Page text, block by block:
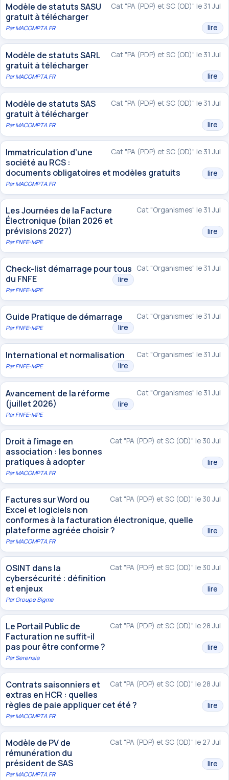
Cat "PA (PDP) et SC (OD)" le 31 Jul
Modèle de statuts SASU
gratuit à télécharger
lire
ParMACOMPTA.FR
Cat "PA (PDP) et SC (OD)" le 31 Jul
Modèle de statuts SARL
gratuit à télécharger
lire
ParMACOMPTA.FR
Cat "PA (PDP) et SC (OD)" le 31 Jul
Modèle de statuts SAS
gratuit à télécharger
lire
ParMACOMPTA.FR
Cat "PA (PDP) et SC (OD)" le 31 Jul
Immatriculation d’une
société au RCS :
documents obligatoires et modèles gratuits
lire
ParMACOMPTA.FR
Cat "Organismes" le 31 Jul
Les Journées de la Facture
Électronique (bilan 2026 et
prévisions 2027)
lire
ParFNFE-MPE
Cat "Organismes" le 31 Jul
Check-list démarrage pour tous
du FNFE
lire
ParFNFE-MPE
Cat "Organismes" le 31 Jul
Guide Pratique de démarrage
lire
ParFNFE-MPE
Cat "Organismes" le 31 Jul
International et normalisation
lire
ParFNFE-MPE
Cat "Organismes" le 31 Jul
Avancement de la réforme
(juillet 2026)
lire
ParFNFE-MPE
Cat "PA (PDP) et SC (OD)" le 30 Jul
Droit à l’image en
association : les bonnes
pratiques à adopter
lire
ParMACOMPTA.FR
Cat "PA (PDP) et SC (OD)" le 30 Jul
Factures sur Word ou
Excel et logiciels non
conformes à la facturation électronique, quelle
plateforme agréée choisir ?
lire
ParMACOMPTA.FR
Cat "PA (PDP) et SC (OD)" le 30 Jul
OSINT dans la
cybersécurité : définition
et enjeux
lire
ParGroupe Sigma
Cat "PA (PDP) et SC (OD)" le 28 Jul
Le Portail Public de
Facturation ne suffit-il
pas pour être conforme ?
lire
ParSerensia
Cat "PA (PDP) et SC (OD)" le 28 Jul
Contrats saisonniers et
extras en HCR : quelles
règles de paie appliquer cet été ?
lire
ParMACOMPTA.FR
Cat "PA (PDP) et SC (OD)" le 27 Jul
Modèle de PV de
rémunération du
président de SAS
lire
ParMACOMPTA.FR